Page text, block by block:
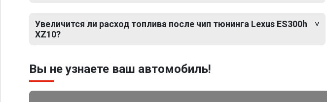
Увеличится ли расход топлива после чип тюнинга Lexus ES300h
XZ10?
Вы не узнаете ваш автомобиль!